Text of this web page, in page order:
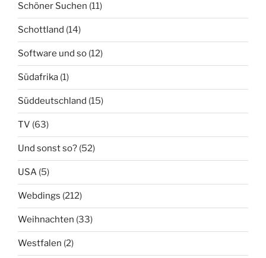
Schöner Suchen (11)
Schottland (14)
Software und so (12)
Südafrika (1)
Süddeutschland (15)
TV (63)
Und sonst so? (52)
USA (5)
Webdings (212)
Weihnachten (33)
Westfalen (2)